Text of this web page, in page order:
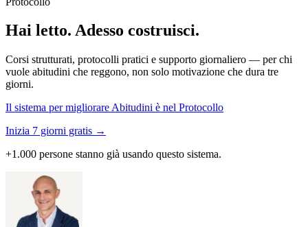
Hai letto. Adesso costruisci.
Corsi strutturati, protocolli pratici e supporto giornaliero — per chi
vuole abitudini che reggono, non solo motivazione che dura tre
giorni.
Il sistema per migliorare Abitudini è nel Protocollo
Inizia 7 giorni gratis →
+1.000 persone stanno già usando questo sistema.